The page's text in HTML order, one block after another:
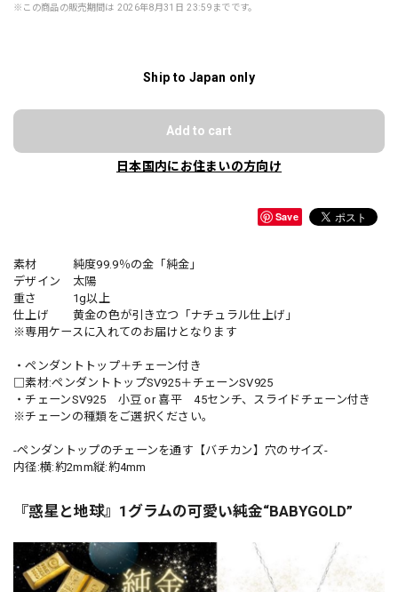
※この商品の販売期間は 2026年8月31日 23:59までです。
Ship to Japan only
Add to cart
日本国内にお住まいの方向け
Save
素材 純度99.9％の金「純金」
デザイン 太陽
重さ 1g以上
仕上げ 黄金の色が引き立つ「ナチュラル仕上げ」
※専用ケースに入れてのお届けとなります
・ペンダントトップ＋チェーン付き
□素材:ペンダントトップSV925＋チェーンSV925
・チェーンSV925 小豆 or 喜平 45センチ、スライドチェーン付き
※チェーンの種類をご選択ください。
-ペンダントップのチェーンを通す【バチカン】穴のサイズ-
内径:横:約2mm縦:約4mm
『惑星と地球』1グラムの可愛い純金“BABYGOLD”